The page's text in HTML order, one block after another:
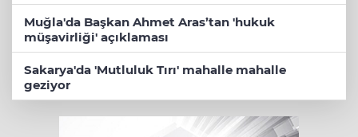
Muğla'da Başkan Ahmet Aras’tan 'hukuk
müşavirliği' açıklaması
Sakarya'da 'Mutluluk Tırı' mahalle mahalle
geziyor